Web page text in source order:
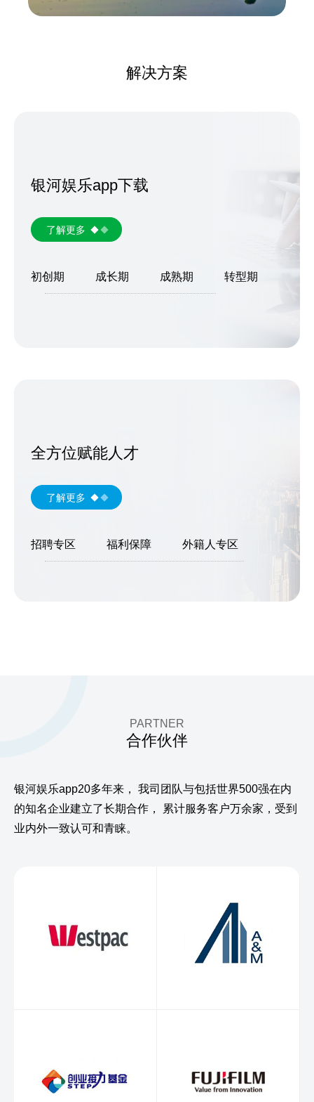
解决方案
银河娱乐app下载
了解更多
初创期 成长期 成熟期 转型期
全方位赋能人才
了解更多
招聘专区 福利保障 外籍人专区
PARTNER
合作伙伴
银河娱乐app20多年来，
我司团队与包括世界500强在内
的知名企业建立了长期合作，
累计服务客户万余家，受到
业内外一致认可和青睐。